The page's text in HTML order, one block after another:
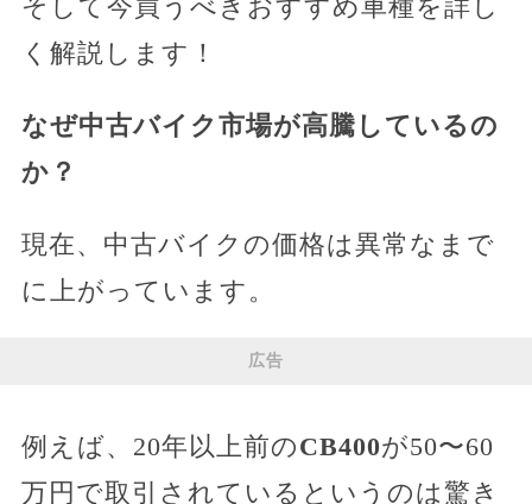
そして今買うべきおすすめ車種を詳し
く解説します！
なぜ中古バイク市場が高騰しているの
か？
現在、中古バイクの価格は異常なまで
に上がっています。
広告
例えば、20年以上前のCB400が50〜60
万円で取引されているというのは驚き